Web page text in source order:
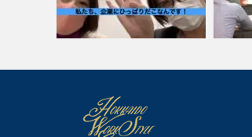
新！ワークリチャンネル